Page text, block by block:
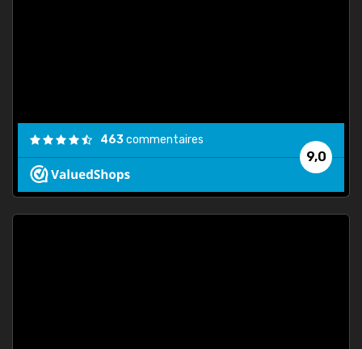
9,0
463commentaires